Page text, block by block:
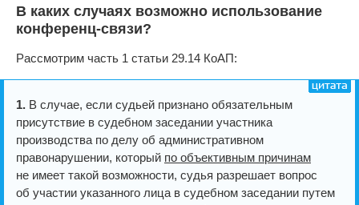
В каких случаях возможно использование
конференц-связи?
Рассмотрим часть 1 статьи 29.14 КоАП:
1. В случае, если судьей признано обязательным
присутствие в судебном заседании участника
производства по делу об административном
правонарушении, который по объективным причинам
не имеет такой возможности, судья разрешает вопрос
об участии указанного лица в судебном заседании путем